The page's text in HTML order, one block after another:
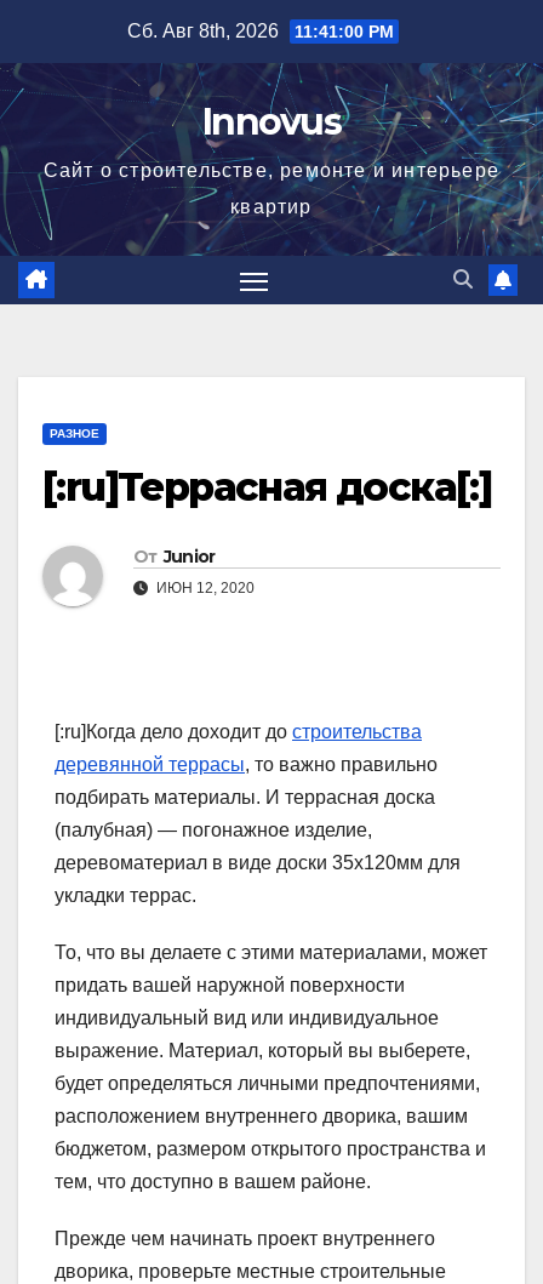
содержимому
Сб. Авг 8th, 2026 11:41:00 PM
Innovus
Сайт о строительстве, ремонте и интерьере
квартир
РАЗНОЕ
[:ru]Террасная доска[:]
От Junior
ИЮН 12, 2020
[:ru]Когда дело доходит до строительства
деревянной террасы, то важно правильно
подбирать материалы. И террасная доска
(палубная) — погонажное изделие,
деревоматериал в виде доски 35х120мм для
укладки террас.
То, что вы делаете с этими материалами, может
придать вашей наружной поверхности
индивидуальный вид или индивидуальное
выражение. Материал, который вы выберете,
будет определяться личными предпочтениями,
расположением внутреннего дворика, вашим
бюджетом, размером открытого пространства и
тем, что доступно в вашем районе.
Прежде чем начинать проект внутреннего
дворика, проверьте местные строительные